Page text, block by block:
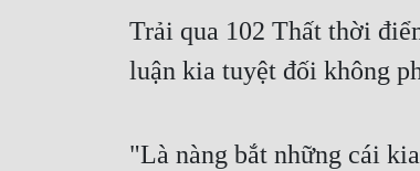
Trải qua 102 Thất thời
luận kia tuyệt đối không
"Là nàng bắt những cái